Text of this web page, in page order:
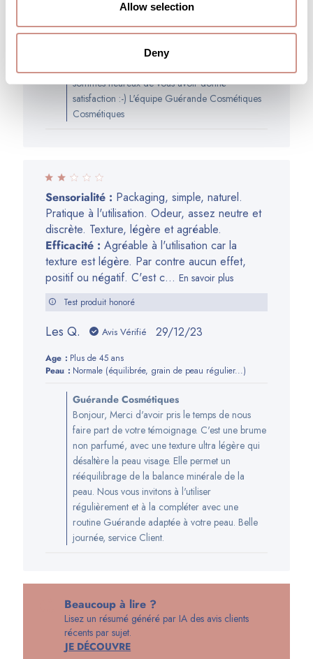
Allow selection
Deny
Age: Plus de 55 ans
Peau: Sèche (inconfort, rugueuse, squames...)
du
propriétaire
de
la
Cosmétiques
du
Thu
Jan
25
2024
Guérande Cosmétiques
sommes heureux de vous avoir donné
satisfaction :-) L'équipe Guérande Cosmétiques
Cosmétiques
Sensorialité : Packaging, simple, naturel.
Pratique à l'utilisation. Odeur, assez neutre et
discrète. Texture, légère et agréable.
Efficacité : Agréable à l'utilisation car la
texture est légère. Par contre aucun effet,
positif ou négatif. C'est c... En savoir plus
Test produit honoré
Les Q. Avis Vérifié
Date
publication
29/12/23
Age:
Plus de 45 ans
Peau:
Normale (équilibrée, grain de peau régulier...)
du
propriétaire
de
la
boutique
sur
l’avis
de
Guérande
Thu
04
Guérande Cosmétiques
Bonjour, Merci d'avoir pris le temps de nous
faire part de votre témoignage. C'est une brume
non parfumé, avec une texture ultra légère qui
désaltère la peau visage. Elle permet un
rééquilibrage de la balance minérale de la
peau. Nous vous invitons à l'utiliser
régulièrement et à la compléter avec une
routine Guérande adaptée à votre peau. Belle
journée, service Client.
Beaucoup à lire ?
Lisez un résumé généré par IA des avis clients
récents par sujet.
JE DÉCOUVRE